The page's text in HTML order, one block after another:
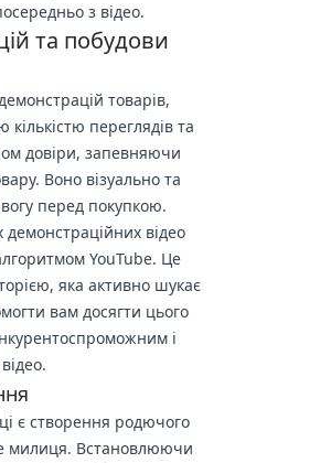
з відео.
та побудови
товарів,
переглядів та
довіри, запевняючи
Воно візуально та
перед покупкою.
демонстраційних відео
YouTube. Це
яка активно шукає
вам досягти цього
і
є створення родючого
милиця. Встановлюючи